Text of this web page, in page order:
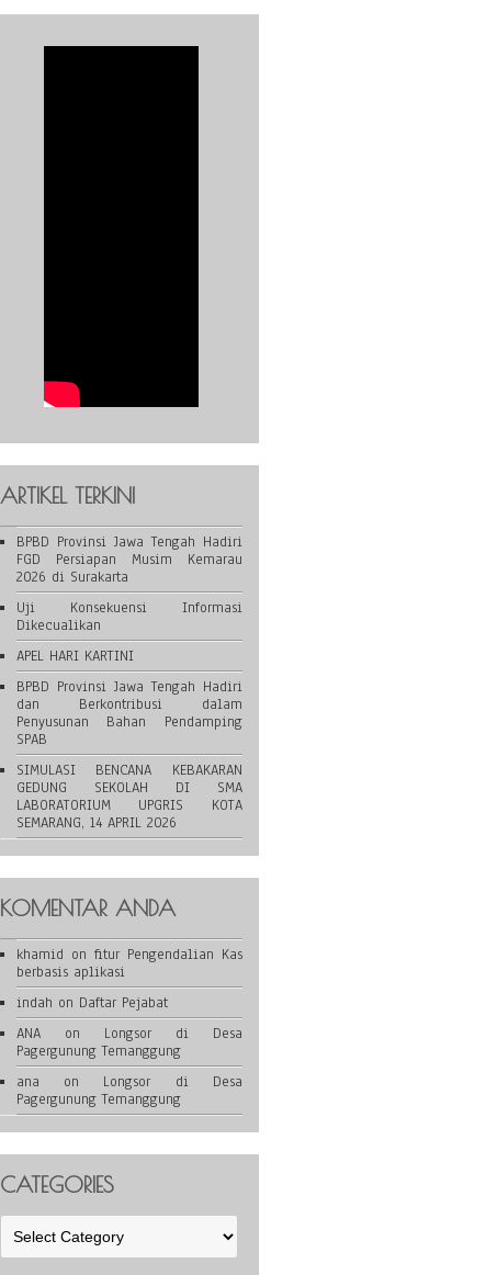
ARTIKEL TERKINI
BPBD Provinsi Jawa Tengah Hadiri
FGD Persiapan Musim Kemarau
2026 di Surakarta
Uji Konsekuensi Informasi
Dikecualikan
APEL HARI KARTINI
BPBD Provinsi Jawa Tengah Hadiri
dan Berkontribusi dalam
Penyusunan Bahan Pendamping
SPAB
SIMULASI BENCANA KEBAKARAN
GEDUNG SEKOLAH DI SMA
LABORATORIUM UPGRIS KOTA
SEMARANG, 14 APRIL 2026
KOMENTAR ANDA
khamid on fitur Pengendalian Kas
berbasis aplikasi
indah on Daftar Pejabat
ANAon Longsor di Desa
Pagergunung Temanggung
ana on Longsor di Desa
Pagergunung Temanggung
CATEGORIES
Categories